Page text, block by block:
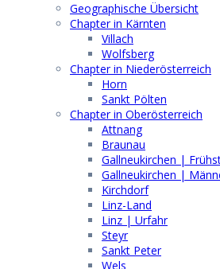
Geographische Übersicht
Chapter in Kärnten
Villach
Wolfsberg
Chapter in Niederösterreich
Horn
Sankt Pölten
Chapter in Oberösterreich
Attnang
Braunau
Gallneukirchen |
Gallneukirchen |
Kirchdorf
Linz-Land
Linz | Urfahr
Steyr
Sankt Peter
Wels